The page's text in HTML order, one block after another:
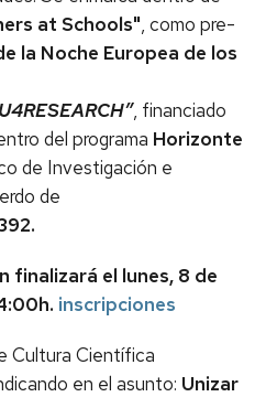
at Schools", como pre-
la Noche Europea de los
, financiado
del programa Horizonte
de Investigación e
de
finalizará el lunes, 8 de
inscripciones
Cultura Científica
en el asunto: Unizar